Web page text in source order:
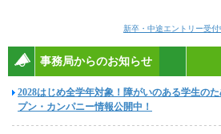
新卒・中途エントリー受付
事務局からのお知らせ
2028はじめ全学年対象！障がいのある学生の
プン・カンパニー情報公開中！